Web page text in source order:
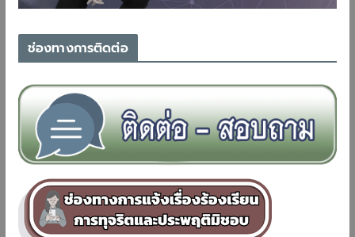
ช่องทางการติดต่อ